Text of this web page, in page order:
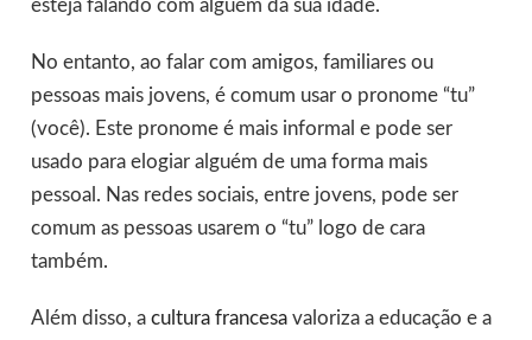
esteja falando com alguém da sua idade.
No entanto, ao falar com amigos, familiares ou
pessoas mais jovens, é comum usar o pronome “tu”
(você). Este pronome é mais informal e pode ser
usado para elogiar alguém de uma forma mais
pessoal. Nas redes sociais, entre jovens, pode ser
comum as pessoas usarem o “tu” logo de cara
também.
Além disso, a cultura francesavaloriza a educação e a